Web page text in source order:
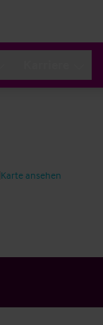
Karte ansehen